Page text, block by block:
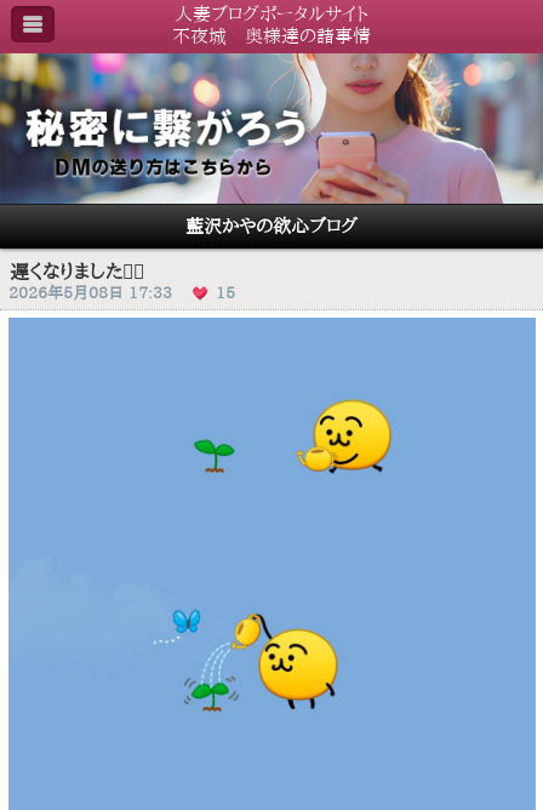
人妻ブログポータルサイト
不夜城 奥様達の諸事情
藍沢かやの欲心ブログ
遅くなりました🙇‍♀️
2026年5月08日 17:33 15